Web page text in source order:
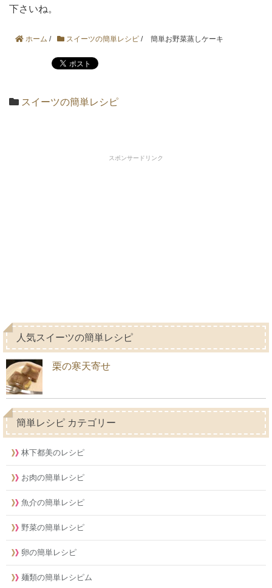
下さいね。
ホーム / スイーツの簡単レシピ / 簡単お野菜蒸しケーキ
スイーツの簡単レシピ
スポンサードリンク
人気スイーツの簡単レシピ
栗の寒天寄せ
簡単レシピ カテゴリー
林下都美のレシピ
お肉の簡単レシピ
魚介の簡単レシピ
野菜の簡単レシピ
卵の簡単レシピ
麺類の簡単レシピム